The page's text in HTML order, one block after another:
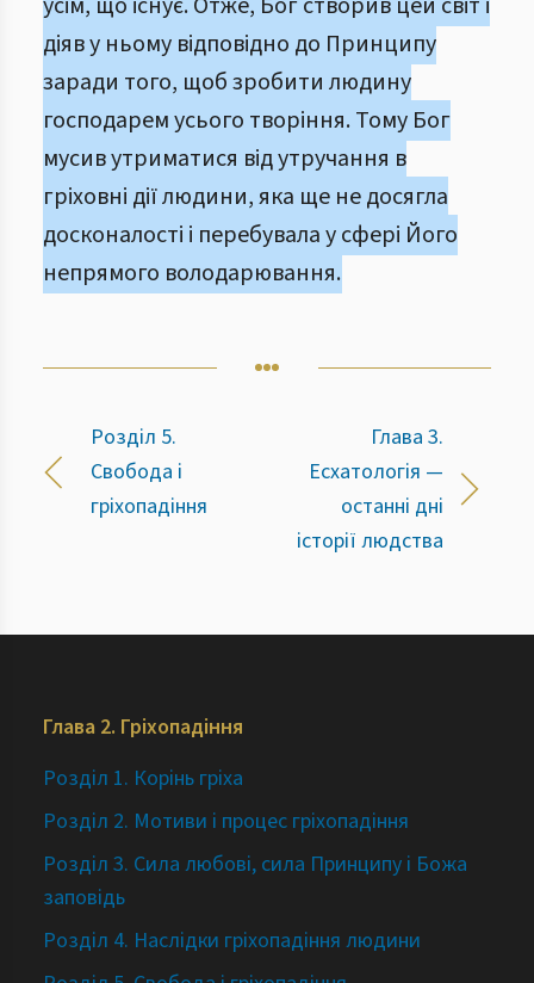
діяв у ньому відповідно до Принципу
заради того, щоб зробити людину
господарем усього творіння. Тому Бог
мусив утриматися від утручання в
гріховні дії людини, яка ще не досягла
досконалості і перебувала у сфері Його
непрямого володарювання.
Розділ 5.
Свобода і
гріхопадіння
Глава 3.
Есхатологія —
останні дні
історії людства
Глава 2. Гріхопадіння
Розділ 1. Корінь гріха
Розділ 2. Мотиви i процес гріхопадіння
Розділ 3. Сила любові, сила Принципу і Божа
заповідь
Розділ 4. Наслідки гріхопадіння людини